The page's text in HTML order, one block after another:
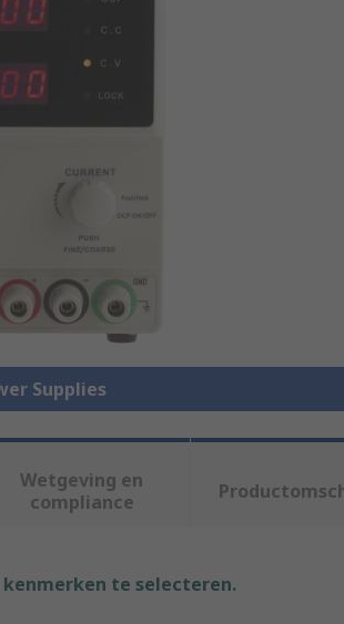
Supplies
Wetgeving en
compliance
te selecteren.